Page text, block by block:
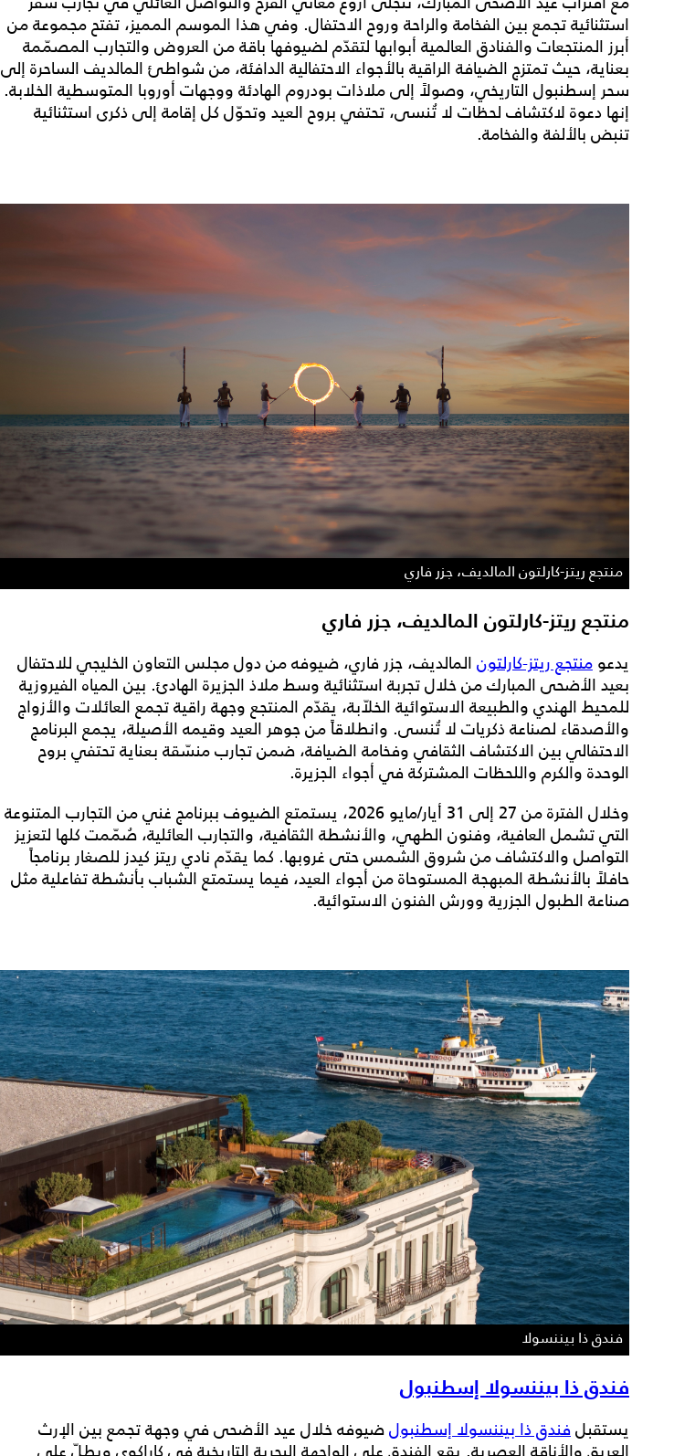
استثنائية تجمع بين الفخامة والراحة وروح الاحتفال. وفي هذا الموسم المميز، تفتح مجموعة من
أبرز المنتجعات والفنادق العالمية أبوابها لتقدّم لضيوفها باقة من العروض والتجارب المصمّمة
بعناية، حيث تمتزج الضيافة الراقية بالأجواء الاحتفالية الدافئة، من شواطئ المالديف الساحرة إلى
سحر إسطنبول التاريخي، وصولاً إلى ملاذات بودروم الهادئة ووجهات أوروبا المتوسطية الخلابة.
إنها دعوة لاكتشاف لحظات لا تُنسى، تحتفي بروح العيد وتحوّل كل إقامة إلى ذكرى استثنائية
تنبض بالألفة والفخامة.
منتجع ريتز-كارلتون المالديف، جزر فاري
منتجع ريتز-كارلتون المالديف، جزر فاري
يدعو منتجع ريتز-كارلتون المالديف، جزر فاري، ضيوفه من دول مجلس التعاون الخليجي للاحتفال
بعيد الأضحى المبارك من خلال تجربة استثنائية وسط ملاذ الجزيرة الهادئ. بين المياه الفيروزية
للمحيط الهندي والطبيعة الاستوائية الخلاّبة، يقدّم المنتجع وجهة راقية تجمع العائلات والأزواج
والأصدقاء لصناعة ذكريات لا تُنسى. وانطلاقاً من جوهر العيد وقيمه الأصيلة، يجمع البرنامج
الاحتفالي بين الاكتشاف الثقافي وفخامة الضيافة، ضمن تجارب منسّقة بعناية تحتفي بروح
الوحدة والكرم واللحظات المشتركة في أجواء الجزيرة.
وخلال الفترة من 27 إلى 31 أيار/مايو 2026، يستمتع الضيوف ببرنامج غني من التجارب المتنوعة
التي تشمل العافية، وفنون الطهي، والأنشطة الثقافية، والتجارب العائلية، صُمّمت كلها لتعزيز
التواصل والاكتشاف من شروق الشمس حتى غروبها. كما يقدّم نادي ريتز كيدز للصغار برنامجاً
حافلاً بالأنشطة المبهجة المستوحاة من أجواء العيد، فيما يستمتع الشباب بأنشطة تفاعلية مثل
صناعة الطبول الجزرية وورش الفنون الاستوائية.
فندق ذا بيننسولا
فندق ذا بيننسولا إسطنبول
يستقبلفندق ذا بيننسولا إسطنبولضيوفه خلال عيد الأضحى في وجهة تجمع بين الإرث